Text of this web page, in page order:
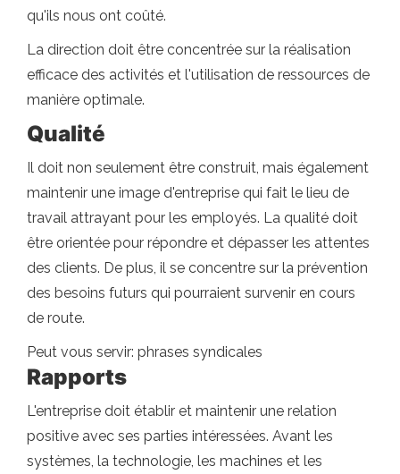
qu'ils nous ont coûté.
La direction doit être concentrée sur la réalisation
efficace des activités et l'utilisation de ressources de
manière optimale.
Qualité
Il doit non seulement être construit, mais également
maintenir une image d'entreprise qui fait le lieu de
travail attrayant pour les employés. La qualité doit
être orientée pour répondre et dépasser les attentes
des clients. De plus, il se concentre sur la prévention
des besoins futurs qui pourraient survenir en cours
de route.
Peut vous servir: phrases syndicales
Rapports
L'entreprise doit établir et maintenir une relation
positive avec ses parties intéressées. Avant les
systèmes, la technologie, les machines et les